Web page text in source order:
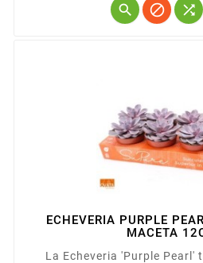
  
ECHEVERIA PURPLE
MACETA
La Echeveria 'Purple Pearl'